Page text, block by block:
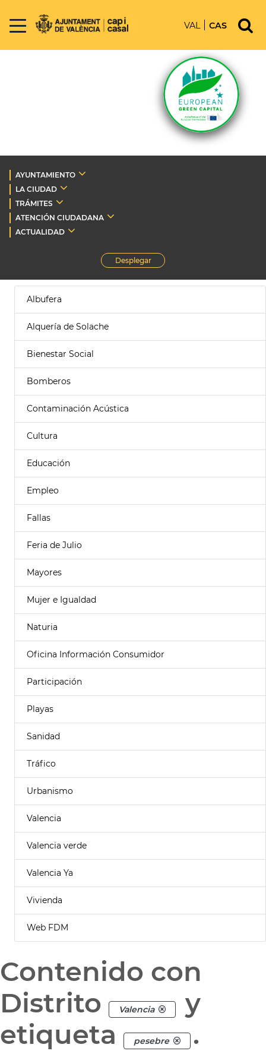
VAL CAS
AYUNTAMIENTO
LA CIUDAD
TRÁMITES
ATENCIÓN CIUDADANA
ACTUALIDAD
Desplegar
Albufera
Alquería de Solache
Bienestar Social
Bomberos
Contaminación Acústica
Cultura
Educación
Empleo
Fallas
Feria de Julio
Mayores
Mujer e Igualdad
Naturia
Oficina Información Consumidor
Participación
Playas
Sanidad
Tráfico
Urbanismo
Valencia
Valencia verde
Valencia Ya
Vivienda
Web FDM
Contenido con
Distrito
Valencia
y
etiqueta
pesebre .